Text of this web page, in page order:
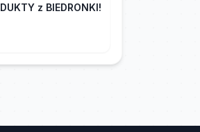
z BIEDRONKI!